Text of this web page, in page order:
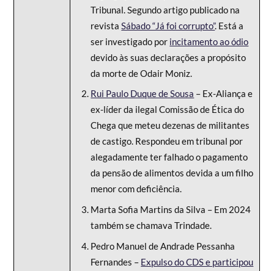
Tribunal. Segundo artigo publicado na
revistaSábado “Já foi corrupto”. Está a
ser investigado por incitamento ao ódio
devido às suas declarações a propósito
da morte de Odair Moniz.
Rui Paulo Duque de Sousa – Ex-Aliança e
ex-líder da ilegal Comissão de Ética do
Chega que meteu dezenas de militantes
de castigo. Respondeu em tribunal por
alegadamente ter falhado o pagamento
da pensão de alimentos devida a um filho
menor com deficiência.
Marta Sofia Martins da Silva – Em 2024
também se chamava Trindade.
Pedro Manuel de Andrade Pessanha
Fernandes – Expulso do CDS e participou